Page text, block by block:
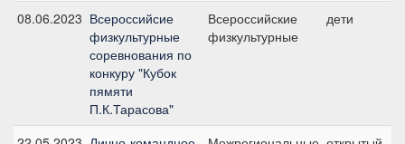
08.06.2023 Всероссийсие
физкультурные
соревнования по
конкуру "Кубок
пямяти
П.К.Тарасова"
Всероссийские
физкультурные
дети